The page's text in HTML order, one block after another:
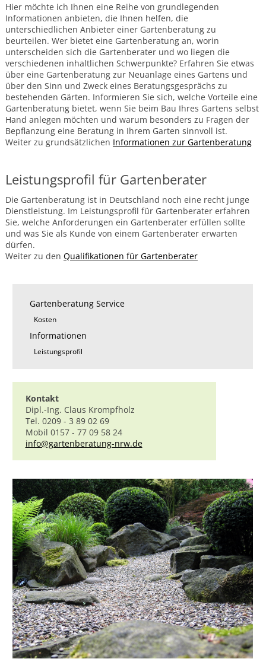
Gartentrends
Gartentrends
und
Medien
Gartenthemen
Vorgartengestaltung
Altersgerechter
Garten
Familiengarten
Hier möchte ich Ihnen eine Reihe von grundlegenden
Informationen anbieten, die Ihnen helfen, die
unterschiedlichen Anbieter einer Gartenberatung zu
beurteilen. Wer bietet eine Gartenberatung an, worin
unterscheiden sich die Gartenberater und wo liegen die
verschiedenen inhaltlichen Schwerpunkte? Erfahren Sie etwas
über eine Gartenberatung zur Neuanlage eines Gartens und
über den Sinn und Zweck eines Beratungsgesprächs zu
bestehenden Gärten. Informieren Sie sich, welche Vorteile eine
Gartenberatung bietet, wenn Sie beim Bau Ihres Gartens selbst
Hand anlegen möchten und warum besonders zu Fragen der
Bepflanzung eine Beratung in Ihrem Garten sinnvoll ist.
Weiter zu grundsätzlichen Informationen zur Gartenberatung
Leistungsprofil für Gartenberater
Die Gartenberatung ist in Deutschland noch eine recht junge
Dienstleistung. Im Leistungsprofil für Gartenberater erfahren
Sie, welche Anforderungen ein Gartenberater erfüllen sollte
und was Sie als Kunde von einem Gartenberater erwarten
dürfen.
Weiter zu den Qualifikationen für Gartenberater
überspringen
Gartenberatung Service
Kosten
Informationen
Leistungsprofil
Kontakt
Dipl.-Ing. Claus Krompfholz
Tel. 0209 - 3 89 02 69
Mobil 0157 - 77 09 58 24
info@gartenberatung-nrw.de